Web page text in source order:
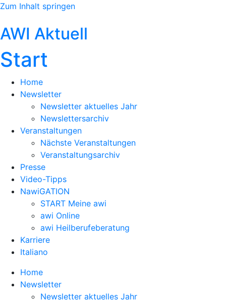
Zum Inhalt springen
AWI Aktuell
Start
Home
Newsletter
Newsletter aktuelles Jahr
Newslettersarchiv
Veranstaltungen
Nächste Veranstaltungen
Veranstaltungsarchiv
Presse
Video-Tipps
NawiGATION
START Meine awi
awi Online
awi Heilberufeberatung
Karriere
Italiano
Home
Newsletter
Newsletter aktuelles Jahr